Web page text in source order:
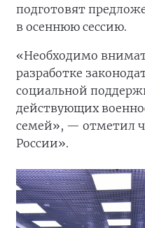
подготовят
в осеннюю сессию.
«Необходимо
разработке
социальной
действующих
семей», — отметил
России».